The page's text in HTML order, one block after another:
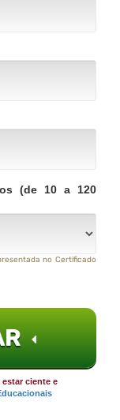
(de 10 a 120
no Certificado
ciente e